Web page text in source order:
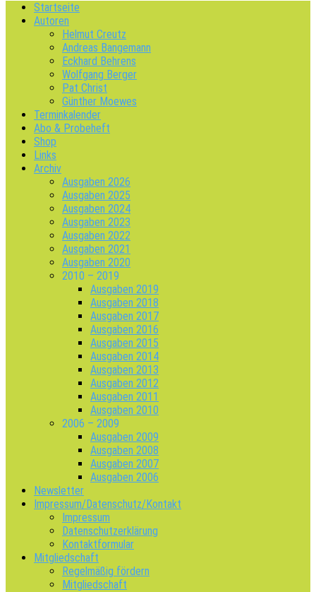
Startseite
Autoren
Helmut Creutz
Andreas Bangemann
Eckhard Behrens
Wolfgang Berger
Pat Christ
Günther Moewes
Terminkalender
Abo & Probeheft
Shop
Links
Archiv
Ausgaben 2026
Ausgaben 2025
Ausgaben 2024
Ausgaben 2023
Ausgaben 2022
Ausgaben 2021
Ausgaben 2020
2010 – 2019
Ausgaben 2019
Ausgaben 2018
Ausgaben 2017
Ausgaben 2016
Ausgaben 2015
Ausgaben 2014
Ausgaben 2013
Ausgaben 2012
Ausgaben 2011
Ausgaben 2010
2006 – 2009
Ausgaben 2009
Ausgaben 2008
Ausgaben 2007
Ausgaben 2006
Newsletter
Impressum/Datenschutz/Kontakt
Impressum
Datenschutzerklärung
Kontaktformular
Mitgliedschaft
Regelmäßig fördern
Mitgliedschaft